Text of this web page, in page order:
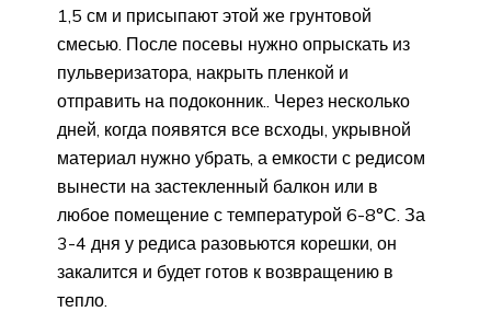
1,5 см и присыпают этой же грунтовой
смесью. После посевы нужно опрыскать из
пульверизатора, накрыть пленкой и
отправить на подоконник.. Через несколько
дней, когда появятся все всходы, укрывной
материал нужно убрать, а емкости с редисом
вынести на застекленный балкон или в
любое помещение с температурой 6-8°С. За
3-4 дня у редиса разовьются корешки, он
закалится и будет готов к возвращению в
тепло.